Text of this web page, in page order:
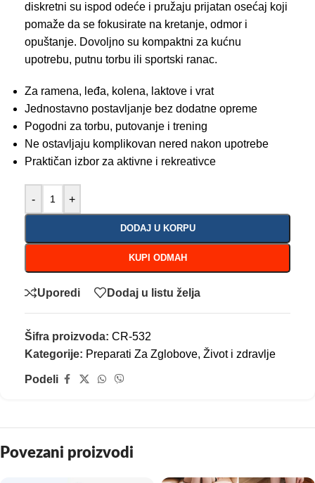
diskretni su ispod odeće i pružaju prijatan osećaj koji
pomaže da se fokusirate na kretanje, odmor i
opuštanje. Dovoljno su kompaktni za kućnu
upotrebu, putnu torbu ili sportski ranac.
Za ramena, leđa, kolena, laktove i vrat
Jednostavno postavljanje bez dodatne opreme
Pogodni za torbu, putovanje i trening
Ne ostavljaju komplikovan nered nakon upotrebe
Praktičan izbor za aktivne i rekreativce
- +
DODAJ U KORPU
KUPI ODMAH
Uporedi Dodaj u listu želja
Šifra proizvoda: CR-532
Kategorije: Preparati Za Zglobove, Život i zdravlje
Podeli
Povezani proizvodi